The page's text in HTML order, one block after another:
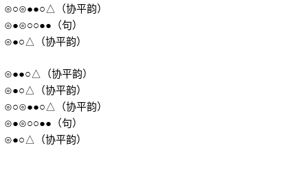
⊙○⊙●●○△ （协平韵）
⊙●⊙○○●● （句）
⊙●○△ （协平韵）
⊙●●○△ （协平韵）
⊙●○△ （协平韵）
⊙○⊙●●○△ （协平韵）
⊙●⊙○○●● （句）
⊙●○△ （协平韵）